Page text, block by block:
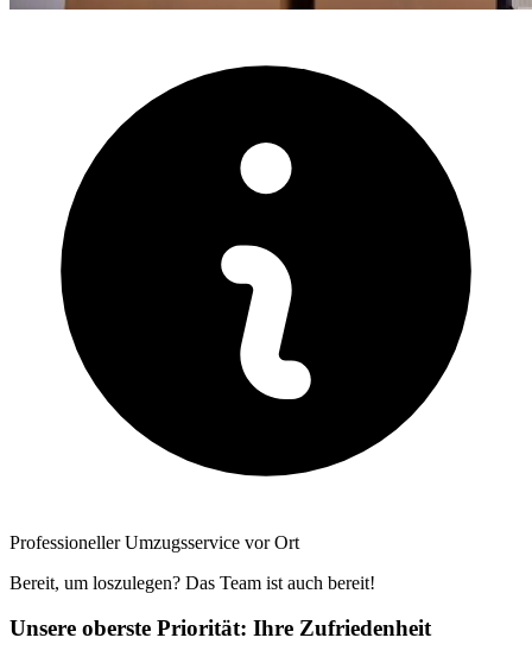
Professioneller Umzugsservice vor Ort
Bereit, um loszulegen? Das Team ist auch bereit!
Unsere oberste Priorität: Ihre Zufriedenheit